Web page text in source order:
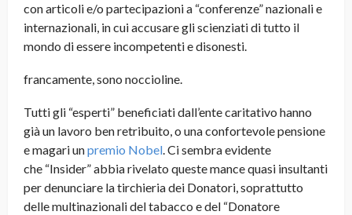
con articoli e/o partecipazioni a “conferenze” nazionali e
internazionali, in cui accusare gli scienziati di tutto il
mondo di essere incompetenti e disonesti.
francamente, sono noccioline.
Tutti gli “esperti” beneficiati dall’ente caritativo hanno
già un lavoro ben retribuito, o una confortevole pensione
e magari unpremio Nobel. Ci sembra evidente
che “Insider” abbia rivelato queste mance quasi insultanti
per denunciare la tirchieria dei Donatori, soprattutto
delle multinazionali del tabacco e del “Donatore